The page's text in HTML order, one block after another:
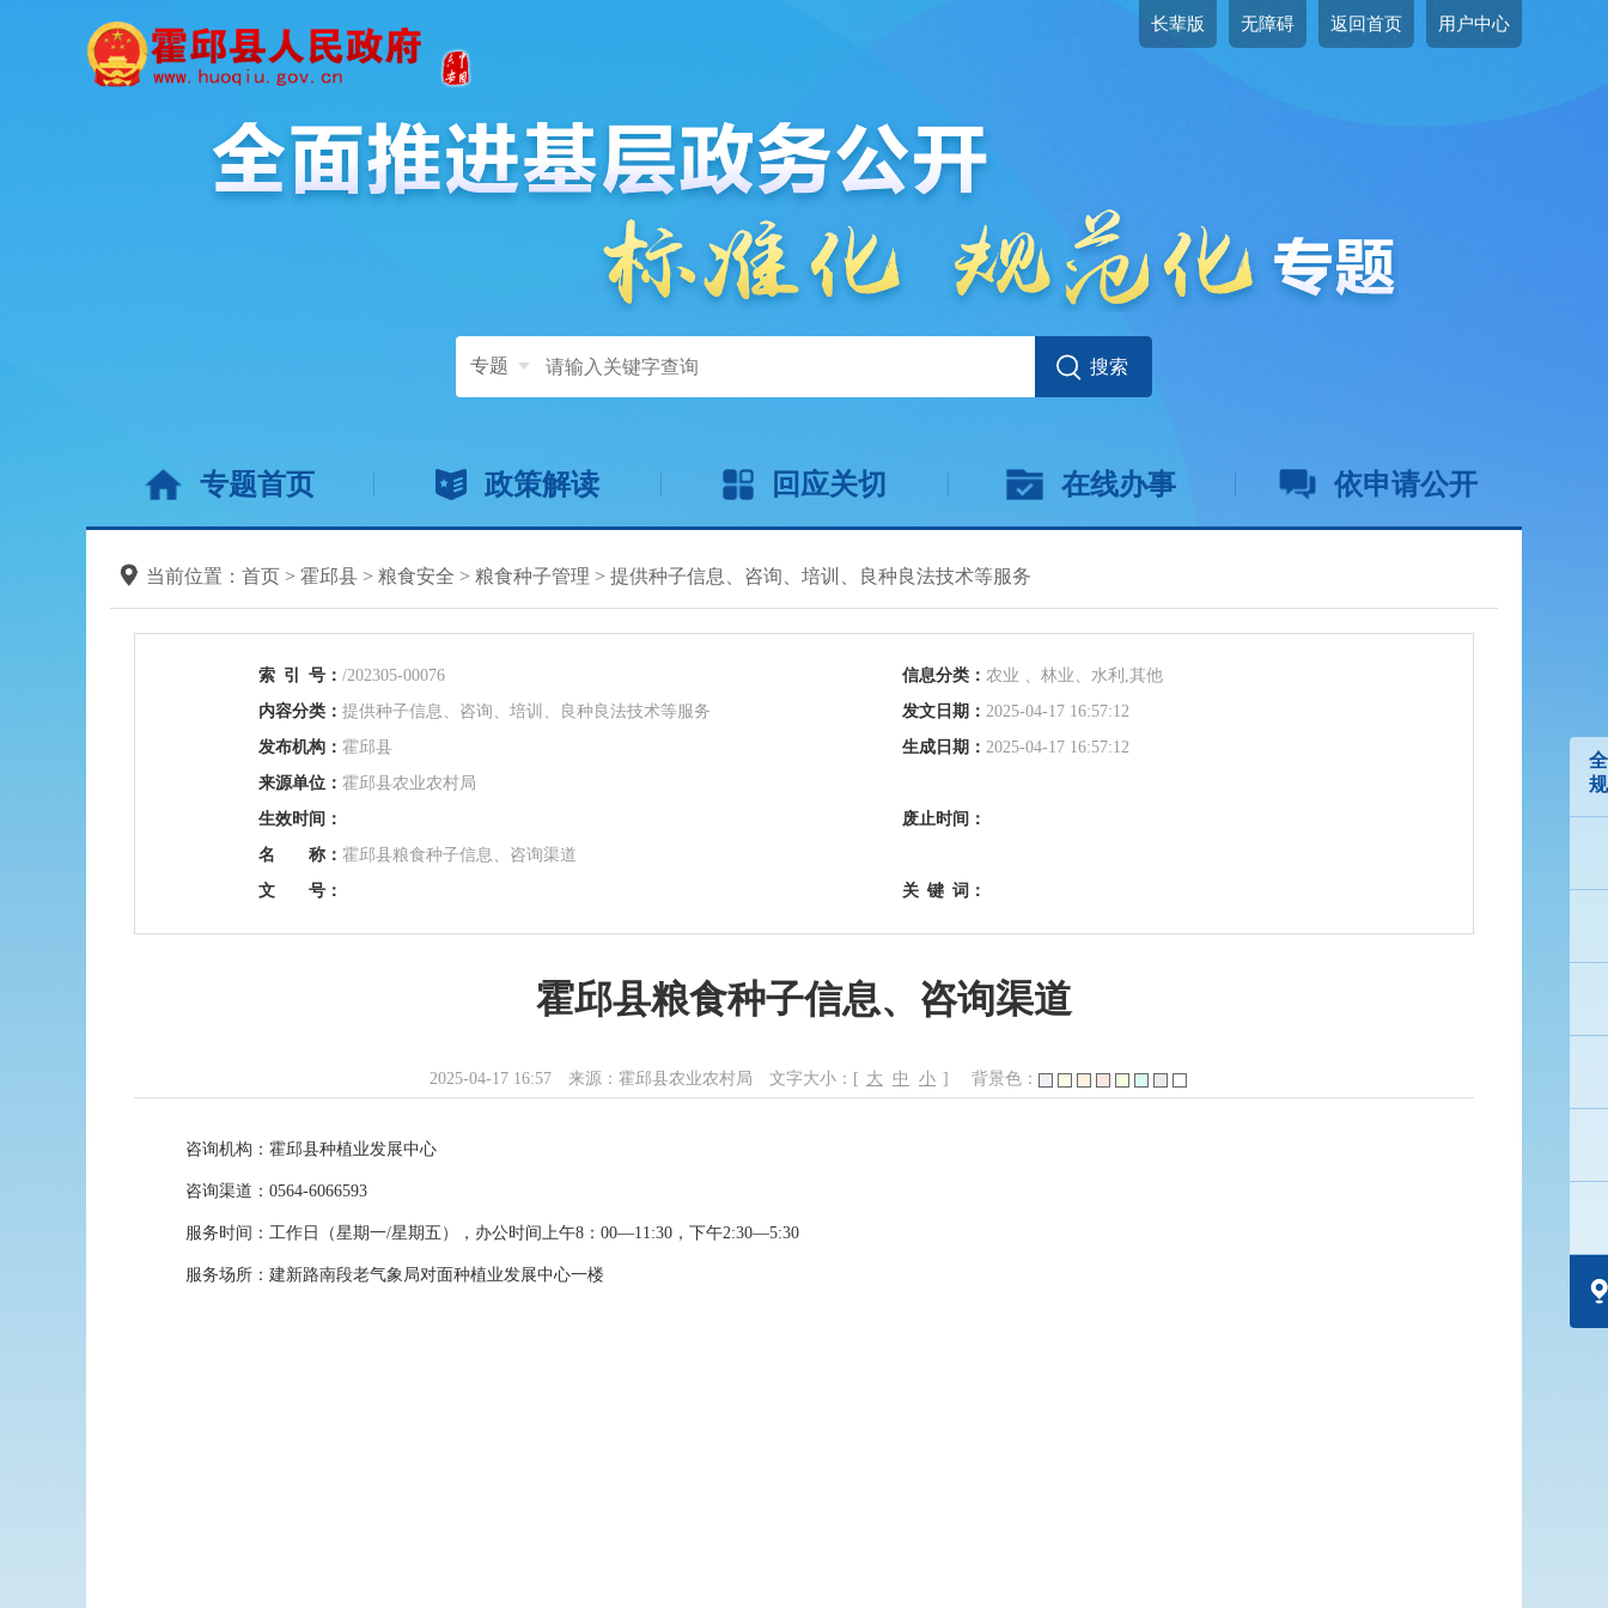
长辈版 无障碍 返回首页 用户中心
专题
专题首页 政策解读 回应关切 在线办事 依申请公开
当前位置： 首页 > 霍邱县 > 粮食安全 > 粮食种子管理 > 提供种子信息、咨询、培训、良种良法技术等服务
索 引 号： /202305-00076 信息分类： 农业 、林业、水利,其他
内容分类： 提供种子信息、咨询、培训、良种良法技术等服务 发文日期： 2025-04-17 16:57:12
发布机构： 霍邱县 生成日期： 2025-04-17 16:57:12
来源单位： 霍邱县农业农村局
生效时间：
废止时间：
名 称： 霍邱县粮食种子信息、咨询渠道
文 号：
关 键 词：
霍邱县粮食种子信息、咨询渠道
2025-04-17 16:57 来源：霍邱县农业农村局 文字大小：[ 大 中 小 ] 背景色：
咨询机构：霍邱县种植业发展中心
咨询渠道：0564-6066593
服务时间：工作日（星期一/星期五），办公时间上午8：00—11:30，下午2:30—5:30
服务场所：建新路南段老气象局对面种植业发展中心一楼